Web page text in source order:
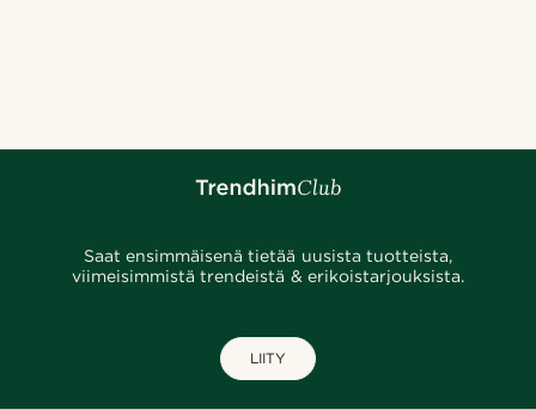
Saat ensimmäisenä tietää uusista tuotteista,
viimeisimmistä trendeistä & erikoistarjouksista.
LIITY